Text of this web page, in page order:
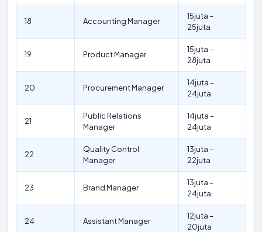
18 Accounting Manager
15juta –
25juta
19 Product Manager
15juta –
28juta
20 Procurement Manager
14juta –
24juta
21
Public Relations
Manager
14juta –
24juta
22
Quality Control
Manager
13juta –
22juta
23 Brand Manager
13juta –
24juta
24 Assistant Manager
12juta –
20juta